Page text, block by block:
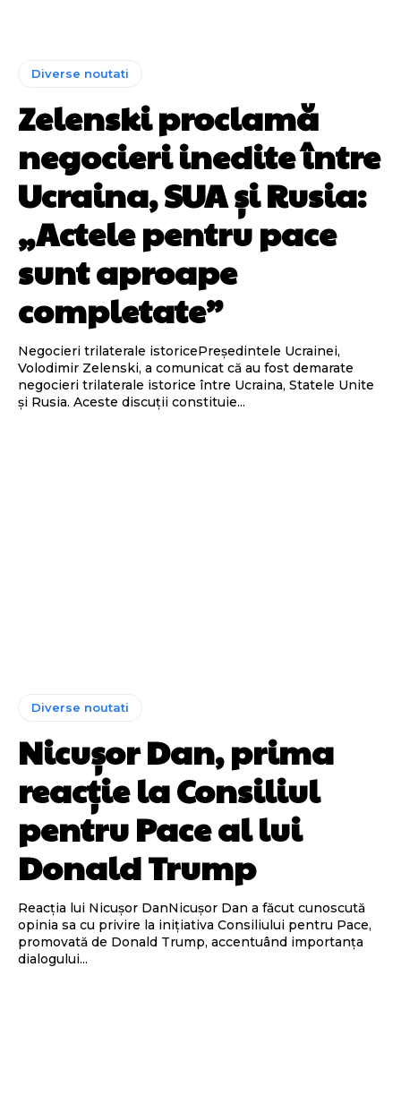
Diverse noutati
Zelenski proclamă
negocieri inedite între
Ucraina, SUA și Rusia:
„Actele pentru pace
sunt aproape
completate”
Negocieri trilaterale istoricePreședintele Ucrainei,
Volodimir Zelenski, a comunicat că au fost demarate
negocieri trilaterale istorice între Ucraina, Statele Unite
și Rusia. Aceste discuții constituie...
Diverse noutati
Nicușor Dan, prima
reacție la Consiliul
pentru Pace al lui
Donald Trump
Reacția lui Nicușor DanNicușor Dan a făcut cunoscută
opinia sa cu privire la inițiativa Consiliului pentru Pace,
promovată de Donald Trump, accentuând importanța
dialogului...